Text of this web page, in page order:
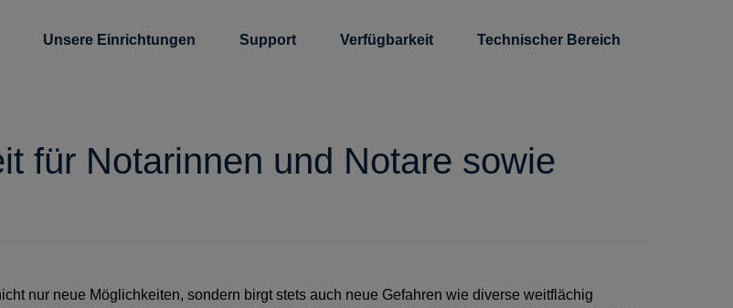
Unsere Einrichtungen Support Verfügbarkeit Technischer Bereich
für Notarinnen und Notare sowie
nur neue Möglichkeiten, sondern birgt stets auch neue Gefahren wie diverse weitflächig